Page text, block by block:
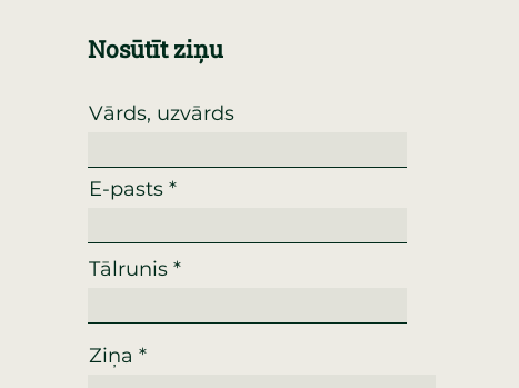
Nosūtīt ziņu
Vārds, uzvārds
E-pasts
Tālrunis
Ziņa